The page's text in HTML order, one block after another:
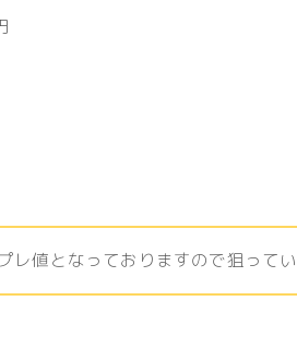
レ値となっておりますので狙ってい